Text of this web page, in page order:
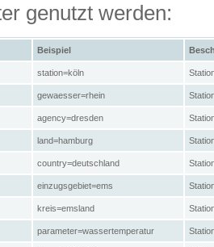
genutzt werden:
Beispiel
station=köln
gewaesser=rhein
agency=dresden
land=hamburg
country=deutschland
einzugsgebiet=ems
kreis=emsland
parameter=wassertemperatur